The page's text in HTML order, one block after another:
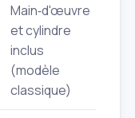
Main‑d'œuvre
et cylindre
inclus
(modèle
classique)